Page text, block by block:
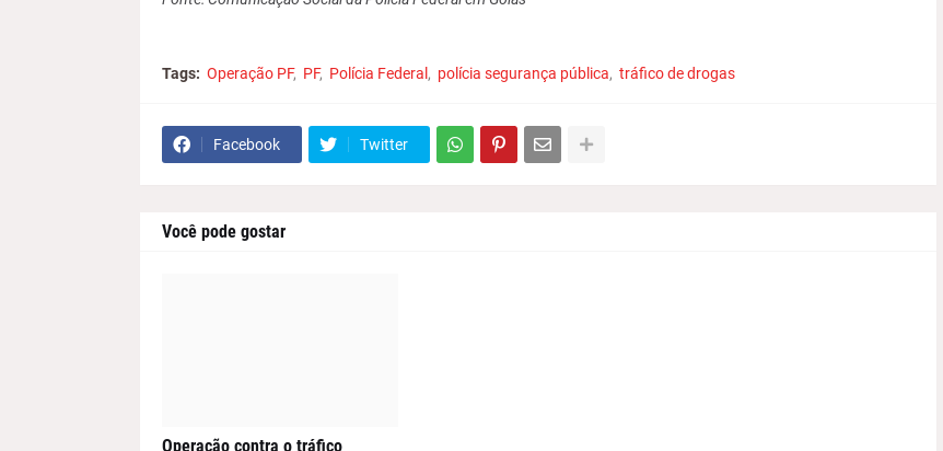
c
Tags: Operação PF PF Polícia Federal polícia segurança pública tráfico de drogas
Facebook Twitter
Você pode gostar
Operação contra o tráfico